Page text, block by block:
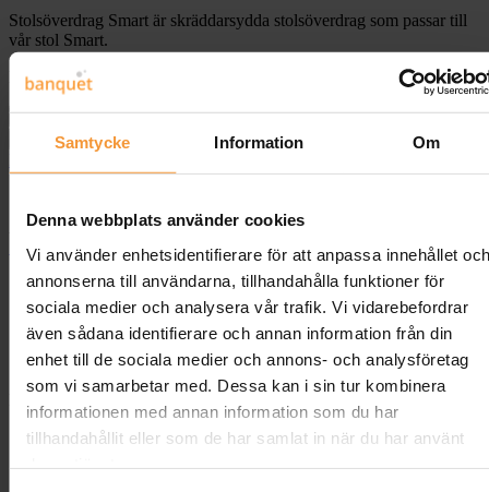
Samtycke Information Om
Denna webbplats använder cookies
Vi använder enhetsidentifierare för att anpassa innehållet och
annonserna till användarna, tillhandahålla funktioner för
sociala medier och analysera vår trafik. Vi vidarebefordrar
även sådana identifierare och annan information från din
enhet till de sociala medier och annons- och analysföretag
som vi samarbetar med. Dessa kan i sin tur kombinera
informationen med annan information som du har
tillhandahållit eller som de har samlat in när du har använt
Stolsöverdrag Smart är skräddarsydda stolsöverdrag som passar till
vår stol Smart.
Finns endast i vitt.
Stolsöverdrag Smart mängd
Lägg till i varukorg
Artikelnr:SCU-SM05 Kategori: Stolsöverdrag
Stolsöverdrag
Share:
Beskrivning
Ytterligare information
Recensioner (0)
Frakt & Leverans
Stolsöverdrag Smart